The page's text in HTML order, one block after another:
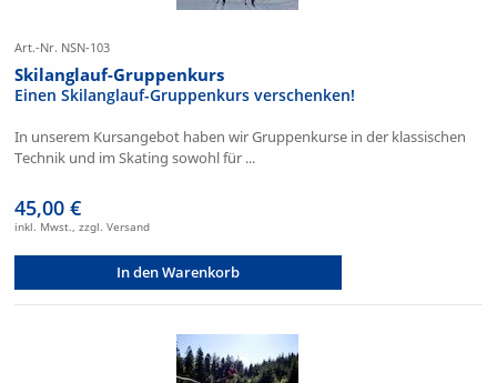
Art.-Nr. NSN-103
Skilanglauf-Gruppenkurs
Einen Skilanglauf-Gruppenkurs verschenken!
In unserem Kursangebot haben wir Gruppenkurse in der klassischen
Technik und im Skating sowohl für ...
45,00 €
inkl. Mwst., zzgl. Versand
In den Warenkorb